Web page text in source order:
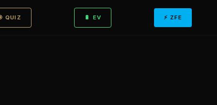
QUIZ 🔋 EV ⚡ ZFE